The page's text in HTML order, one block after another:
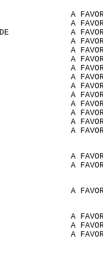
A
A
A
A
A
A
A
A
A
A
A
A
A
A
A
A
A
A
A
A